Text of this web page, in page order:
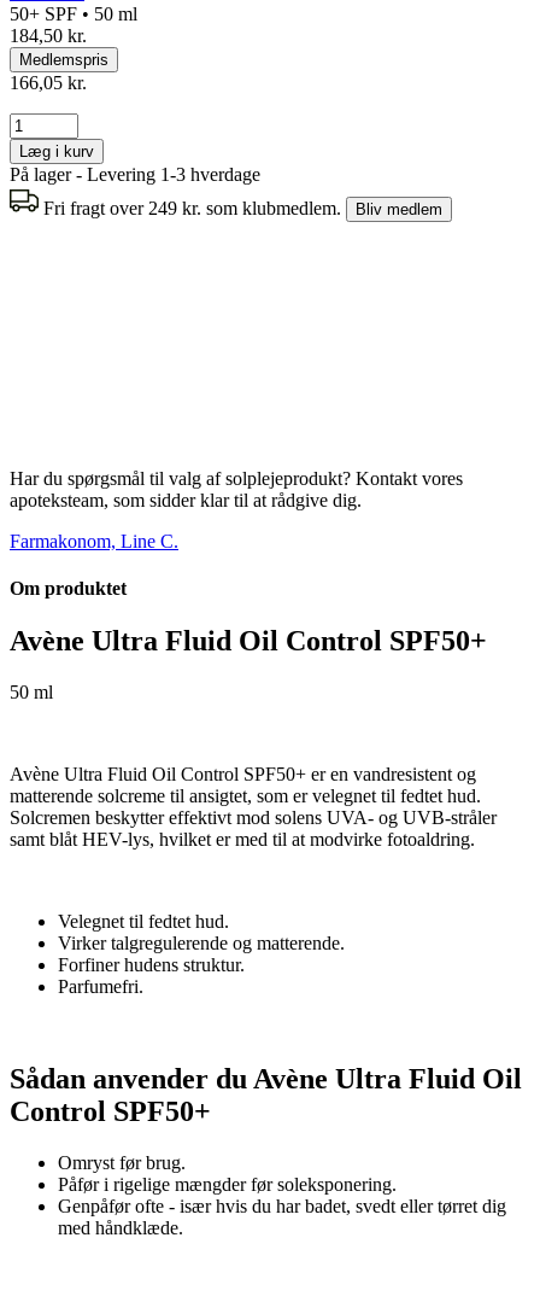
50+ SPF • 50 ml
184,50 kr.
Medlemspris
166,05 kr.
Læg i kurv
På lager - Levering 1-3 hverdage
Fri fragt over 249 kr. som klubmedlem.
Bliv medlem
Har du spørgsmål til valg af solplejeprodukt? Kontakt vores
apoteksteam, som sidder klar til at rådgive dig.
Farmakonom, Line C.
Om produktet
Avène Ultra Fluid Oil Control SPF50+
50 ml
Avène Ultra Fluid Oil Control SPF50+ er en vandresistent og
matterende solcreme til ansigtet, som er velegnet til fedtet hud.
Solcremen beskytter effektivt mod solens UVA- og UVB-stråler
samt blåt HEV-lys, hvilket er med til at modvirke fotoaldring.
Velegnet til fedtet hud.
Virker talgregulerende og matterende.
Forfiner hudens struktur.
Parfumefri.
Sådan anvender du Avène Ultra Fluid Oil
Control SPF50+
Omryst før brug.
Påfør i rigelige mængder før soleksponering.
Genpåfør ofte - især hvis du har badet, svedt eller tørret dig
med håndklæde.